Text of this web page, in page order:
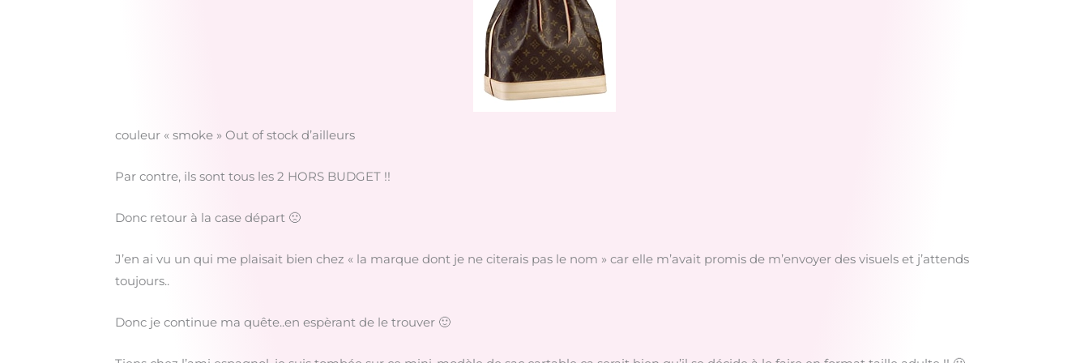
couleur « smoke » Out of stock d’ailleurs
Par contre, ils sont tous les 2 HORS BUDGET !!
Donc retour à la case départ 🙁
J’en ai vu un qui me plaisait bien chez « la marque dont je ne citerais pas le nom » car elle m’avait promis de m’envoyer des visuels et j’attends
toujours..
Donc je continue ma quête..en espèrant de le trouver 🙂